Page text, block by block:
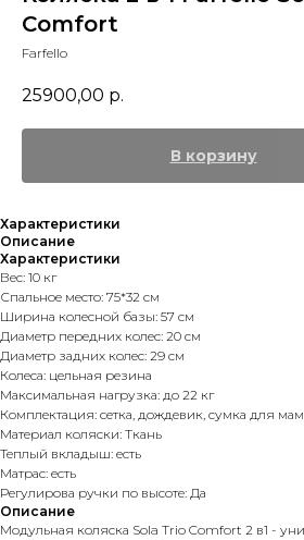
Comfort
Farfello
25900,00 р.
В корзину
Характеристики
Описание
Характеристики
Вес: 10 кг
Спальное место: 75*32 см
Ширина колесной базы: 57 см
Диаметр передних колес: 20 см
Диаметр задних колес: 29 см
Колеса: цельная резина
Максимальная нагрузка: до 22 кг
Комплектация: сетка, дождевик, сумка для
Материал коляски: Ткань
Теплый вкладыш: есть
Матрас: есть
Регулирова ручки по высоте: Да
Описание
Модульная коляска Sola Trio Comfort 2 в1 -